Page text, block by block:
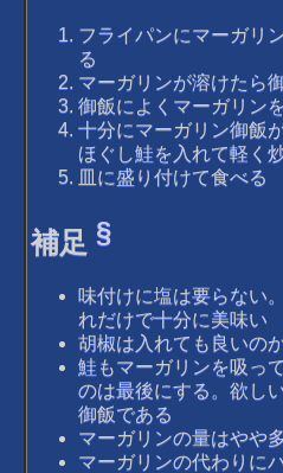
フライパンにマーガリ
る
マーガリンが溶けたら
御飯によくマーガリン
十分にマーガリン御飯
ほぐし鮭を入れて軽く
皿に盛り付けて食べる
補足§
味付けに塩は要らない
れだけで十分に美味い
胡椒は入れても良いの
鮭もマーガリンを吸っ
のは最後にする。欲し
御飯である
マーガリンの量はやや
マーガリンの代わりに